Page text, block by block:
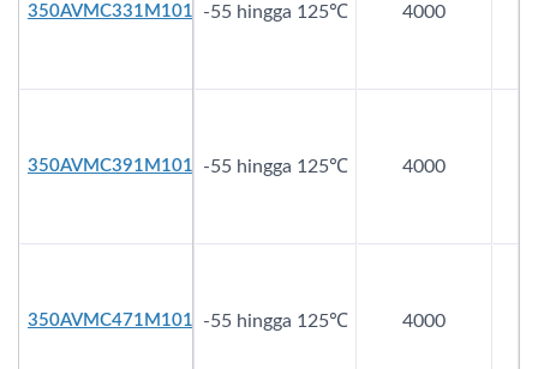
-55 hingga 125℃ 4000
-55 hingga 125℃ 4000
-55 hingga 125℃ 4000
350AVMC331M1012
350AVMC391M1012
350AVMC471M1016